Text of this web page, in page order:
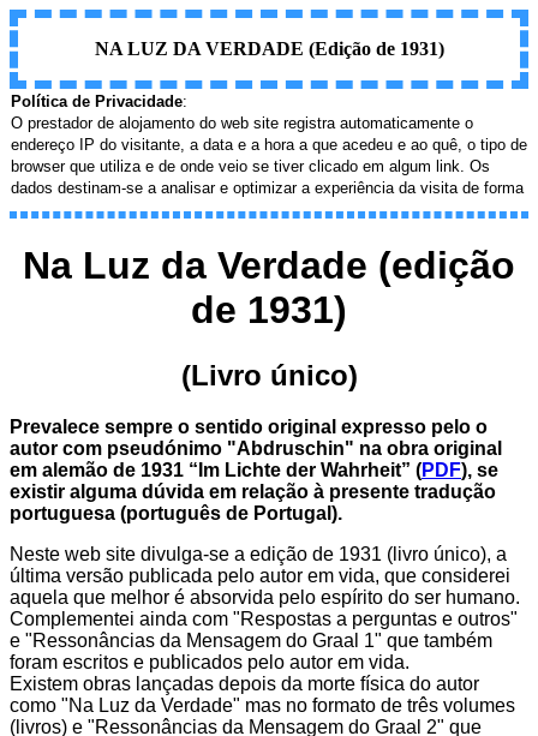
NA LUZ DA VERDADE (Edição de 1931)
Na Luz da Verdade (edição
de 1931)
(Livro único)
Prevalece sempre o sentido original expresso pelo o
autor com pseudónimo "Abdruschin" na obra original
em alemão de 1931 “Im Lichte der Wahrheit” (PDF), se
existir alguma dúvida em relação à presente tradução
portuguesa (português de Portugal).
Neste web site divulga-se a edição de 1931 (livro único), a
última versão publicada pelo autor em vida, que considerei
aquela que melhor é absorvida pelo espírito do ser humano.
Complementei ainda com "Respostas a perguntas e outros"
e "Ressonâncias da Mensagem do Graal 1" que também
foram escritos e publicados pelo autor em vida.
Existem obras lançadas depois da morte física do autor
como "Na Luz da Verdade" mas no formato de três volumes
(livros) e "Ressonâncias da Mensagem do Graal 2" que